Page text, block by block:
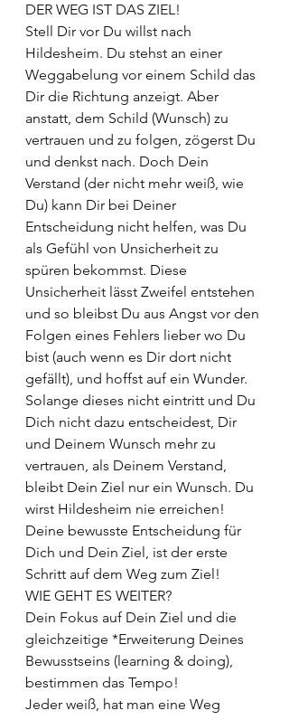
DER WEG IST DAS ZIEL!
Stell Dir vor Du willst nach
Hildesheim. Du stehst an einer
Weggabelung vor einem Schild das
Dir die Richtung anzeigt. Aber
anstatt, dem Schild (Wunsch) zu
vertrauen und zu folgen, zögerst Du
und denkst nach. Doch Dein
Verstand (der nicht mehr weiß, wie
Du) kann Dir bei Deiner
Entscheidung nicht helfen, was Du
als Gefühl von Unsicherheit zu
spüren bekommst. Diese
Unsicherheit lässt Zweifel entstehen
und so bleibst Du aus Angst vor den
Folgen eines Fehlers lieber wo Du
bist (auch wenn es Dir dort nicht
gefällt), und hoffst auf ein Wunder.
Solange dieses nicht eintritt und Du
Dich nicht dazu entscheidest, Dir
und Deinem Wunsch mehr zu
vertrauen, als Deinem Verstand,
bleibt Dein Ziel nur ein Wunsch. Du
wirst Hildesheim nie erreichen!
Deine bewusste Entscheidung für
Dich und Dein Ziel, ist der erste
Schritt auf dem Weg zum Ziel!
WIE GEHT ES WEITER?
Dein Fokus auf Dein Ziel und die
gleichzeitige *Erweiterung Deines
Bewusstseins (learning & doing),
bestimmen das Tempo!
Jeder weiß, hat man eine Weg